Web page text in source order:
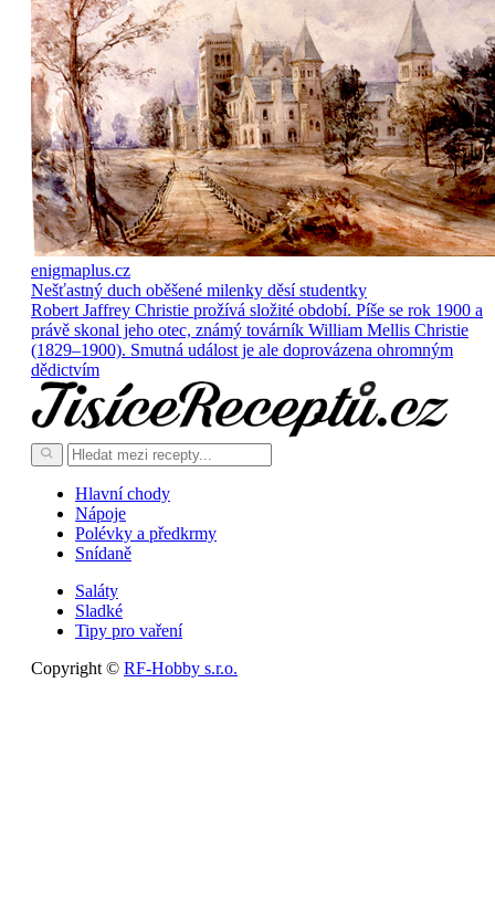
enigmaplus.cz
Nešťastný duch oběšené milenky děsí studentky
Robert Jaffrey Christie prožívá složité období. Píše se rok 1900 a
právě skonal jeho otec, známý továrník William Mellis Christie
(1829–1900). Smutná událost je ale doprovázena ohromným
dědictvím
Hlavní chody
Nápoje
Polévky a předkrmy
Snídaně
Saláty
Sladké
Tipy pro vaření
Copyright © RF-Hobby s.r.o.